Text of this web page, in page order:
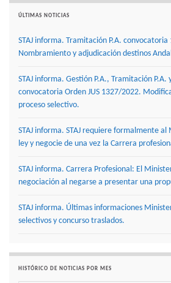
ÚLTIMAS NOTICIAS
STAJ informa. Tramitación P.A.
Nombramiento y adjudicación destinos
STAJ informa. Gestión P.A., Tramitación P.A.
convocatoria Orden JUS 1327/2022.
proceso selectivo.
STAJ informa. STAJ requiere formalmente
ley y negocie de una vez la Carrera
STAJ informa. Carrera Profesional: El
negociación al negarse a presentar una
STAJ informa. Últimas informaciones
selectivos y concurso traslados.
HISTÓRICO DE NOTICIAS POR MES